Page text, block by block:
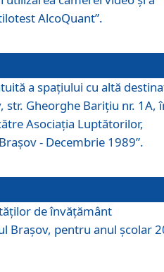
AlcoQuant”.
a spaţiului cu altă
Gheorghe Bariţiu nr. 1A,
Asociaţia Luptătorilor,
- Decembrie 1989”.
de învăţământ
Braşov, pentru anul şcolar